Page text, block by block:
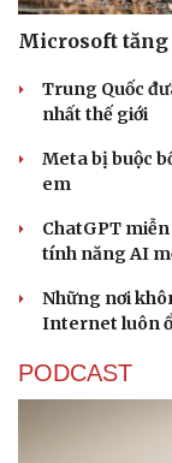
Cây thuốc
Sản phụ khoa
Nam khoa
Làm đẹp - giảm cân
Ăn sạch sống khỏe
Microsoft tăng
Trung Quốc
nhất thế giới
Meta bị buộc
em
ChatGPT
tính năng AI
Những nơi
Internet luôn
PODCAST